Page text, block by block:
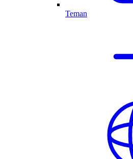
Teman